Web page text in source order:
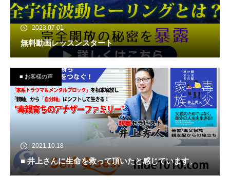
2023.07.01
無料動画レッスンスタート
■ お客様の声
2021.10.18
■ 井上さんに生命を救って頂いたと感じています。